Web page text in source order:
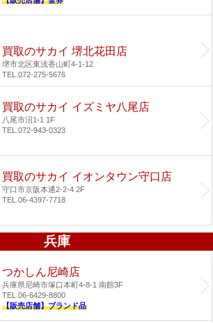
買取のサカイ 堺北花田店
堺市北区東浅香山町4-1-12
TEL.072-275-5676
買取のサカイ イズミヤ八尾店
八尾市沼1-1 1F
TEL.072-943-0323
買取のサカイ イオンタウン守口店
守口市京阪本通2-2-4 2F
TEL.06-4397-7718
兵庫
つかしん尼崎店
兵庫県尼崎市塚口本町4-8-1 南館3F
TEL.06-6429-8800
【販売店舗】ブランド品